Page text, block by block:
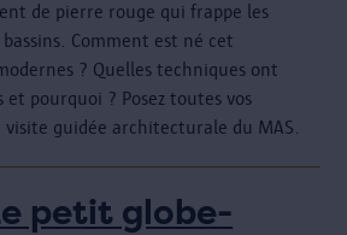
de pierre rouge qui frappe les
bassins. Comment est né cet
? Quelles techniques ont
pourquoi ? Posez toutes vos
guidée architecturale du MAS.
petit globe-